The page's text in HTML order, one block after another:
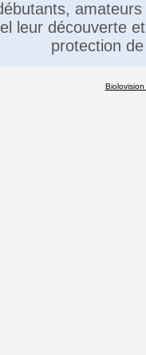
leur découverte
protection
Biolovision